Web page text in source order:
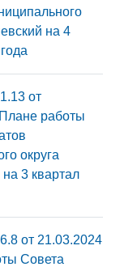
на 4
от
работы
округа
3 квартал
от 21.03.2024
Совета